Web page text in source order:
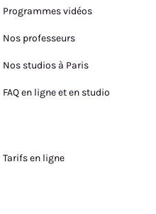
Programmes vidéos
Nos professeurs
Nos studios à Paris
FAQ en ligne et en studio
Tarifs en ligne